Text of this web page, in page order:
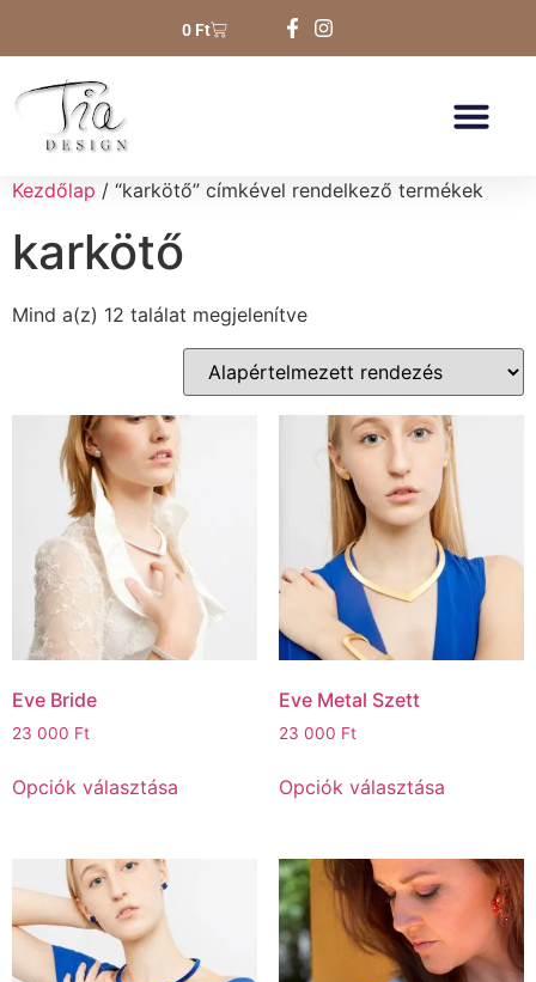
0 Ft
Kezdőlap / “karkötő” címkével rendelkező termékek
karkötő
Mind a(z) 12 találat megjelenítve
Eve Bride
23 000 Ft
Opciók választása
Eve Metal Szett
23 000 Ft
Opciók választása